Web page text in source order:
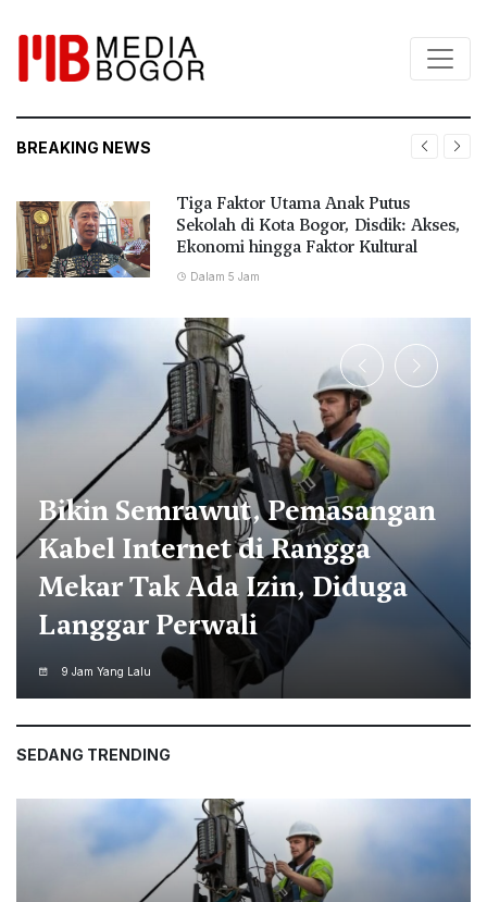
BREAKING NEWS
Tiga Faktor Utama Anak Putus
Sekolah di Kota Bogor, Disdik: Akses,
Ekonomi hingga Faktor Kultural
Dalam 5 Jam
Tiga Faktor Utama Anak Putus
Sekolah di Kota Bogor, Disdik:
Akses, Ekonomi hingga Faktor
Kultural
9 Jam Yang Lalu
SEDANG TRENDING